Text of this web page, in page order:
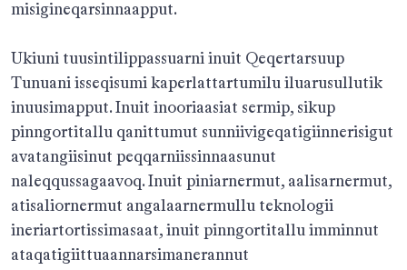
misigineqarsinnaapput.
Ukiuni tuusintilippassuarni inuit Qeqertarsuup
Tunuani isseqisumi kaperlattartumilu iluarusullutik
inuusimapput. Inuit inooriaasiat sermip, sikup
pinngortitallu qanittumut sunniivigeqatigiinnerisigut
avatangiisinut peqqarniissinnaasunut
naleqqussagaavoq. Inuit piniarnermut, aalisarnermut,
atisaliornermut angalaarnermullu teknologii
ineriartortissimasaat, inuit pinngortitallu imminnut
ataqatigiittuaannarsimanerannut